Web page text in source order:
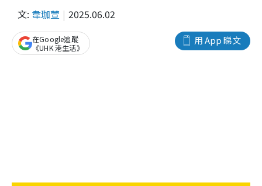
文: 韋珈萱 2025.06.02
用 App 睇文
在Google追蹤
《UHK 港生活》